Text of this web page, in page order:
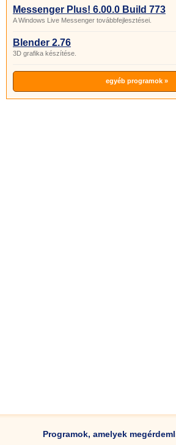
Messenger Plus! 6.00.0 Build 773
A Windows Live Messenger továbbfejlesztései.
Blender 2.76
3D grafika készítése.
egyéb programok »
Programok, amelyek